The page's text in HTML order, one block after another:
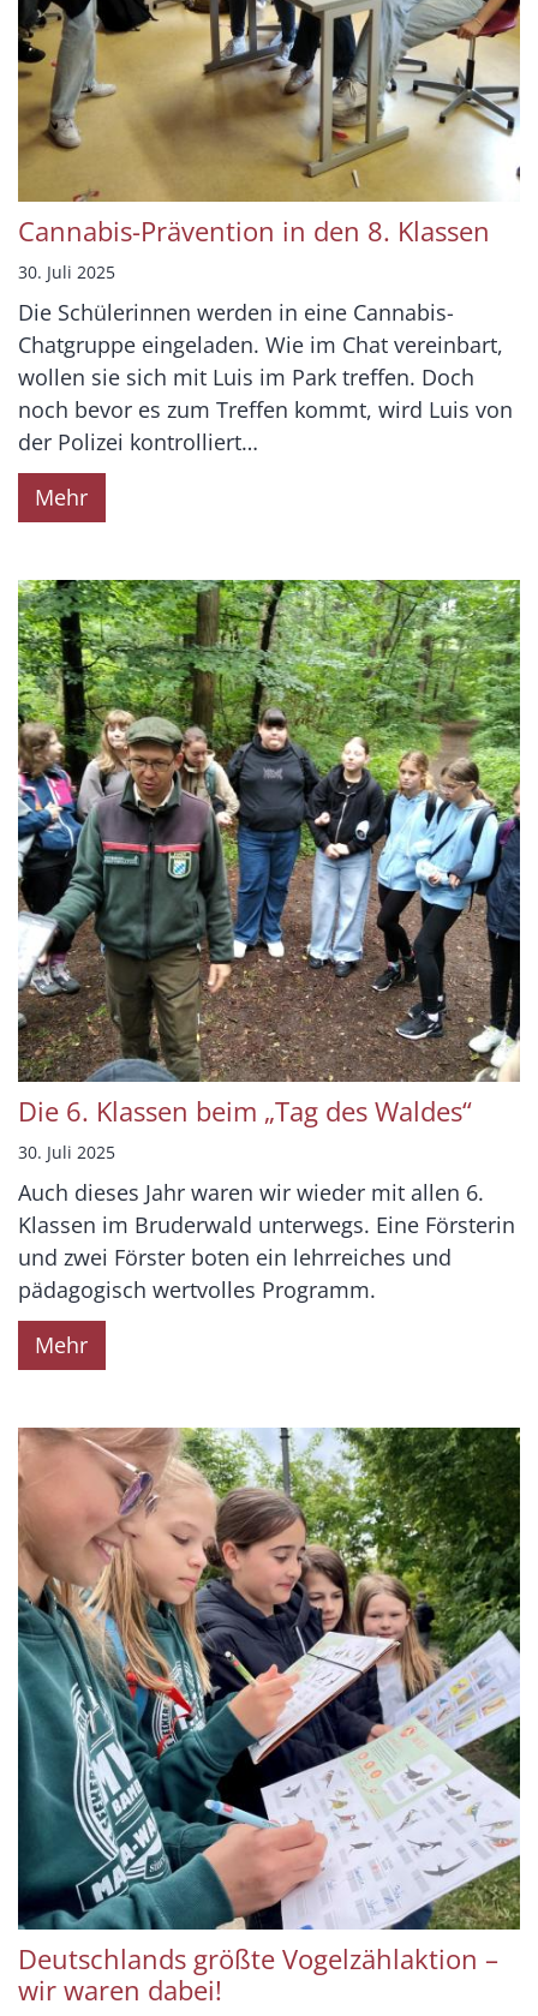
Cannabis-Prävention in den 8. Klassen
30. Juli 2025
Die Schülerinnen werden in eine Cannabis-
Chatgruppe eingeladen. Wie im Chat vereinbart,
wollen sie sich mit Luis im Park treffen. Doch
noch bevor es zum Treffen kommt, wird Luis von
der Polizei kontrolliert…
Mehr
Die 6. Klassen beim „Tag des Waldes“
30. Juli 2025
Auch dieses Jahr waren wir wieder mit allen 6.
Klassen im Bruderwald unterwegs. Eine Försterin
und zwei Förster boten ein lehrreiches und
pädagogisch wertvolles Programm.
Mehr
Deutschlands größte Vogelzählaktion –
wir waren dabei!